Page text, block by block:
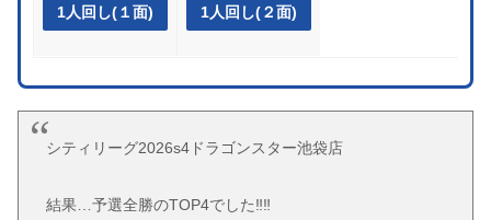
1人回し(１面) 1人回し(２面)
シティリーグ2026s4ドラゴンスター池袋店
結果…予選全勝のTOP4でした‼️‼️